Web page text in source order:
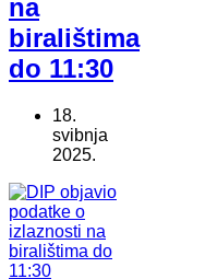
na
biralištima
do 11:30
18.
svibnja
2025.